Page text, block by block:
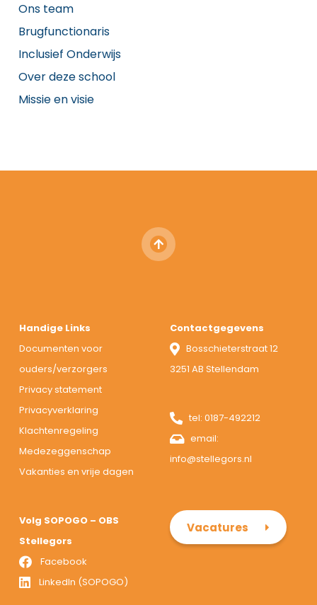
Ons team
Brugfunctionaris
Inclusief Onderwijs
Over deze school
Missie en visie
Handige Links
Documenten voor
ouders/verzorgers
Privacy statement
Privacyverklaring
Klachtenregeling
Medezeggenschap
Vakanties en vrije dagen
Contactgegevens
Bosschieterstraat 12
3251 AB Stellendam
tel:0187-492212
email:
info@stellegors.nl
Volg SOPOGO – OBS
Stellegors
Facebook
LinkedIn (SOPOGO)
Vacatures